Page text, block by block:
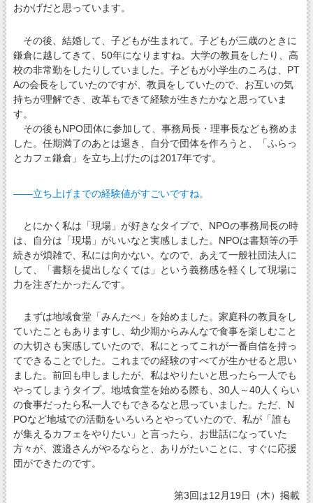
おかげだと思っています。
その後、結婚して、子どもが生まれて。子どもが三歳のときに
鎌倉に越してきて、50年になりますね。大学の教員をしたり、高
校の非常勤をしたりしていました。子どもが小学生のころは、PT
Aの会長をしていたのですが、教員をしていたので、お互いの気
持ちが理解でき、改革もできて経験が生きたかなと思っていま
す。
その後もNPO団体に参加して、事務局長・理事長なども務めま
した。任期満了のあとは退き、自分で団体を作ろうと、「ふらっ
とカフェ鎌倉」を立ち上げたのは2017年です。
――立ち上げまでの経験値がすごいですね。
とにかく私は「現場」が好きなタイプで、NPOの事務局長の時
は、自分は「現場」がいいなと実感しました。NPOは書類等の手
続きが煩雑で、私には向かない。なので、あえて一般社団法人に
して、「書類を提出しなくては」という義務感を軽くして現場に
力を注ぎたかったんです。
まずは地域食堂「みんたべ」を始めました。家庭科の教員をし
ていたこともありますし、幼少期からみんなで食事を楽しむこと
の大切さも実感していたので、私にとってこれが一番自信を持っ
てできることでした。これまでの経験のすべてが生かせると思い
ました。前回も申しましたが、私はやりたいと思ったら一人でも
やってしまうタイプ。地域食堂を始める際も、30人～40人くらい
の食事だったら私一人でもできるなと思っていました。ただ、N
POなど地域での活動をいろいろとやっていたので、私が「誰も
が集えるカフェをやりたい」と言ったら、お世話になっていた
方々が、渡邉さんがやるならと、ありがたいことに、すぐに応援
団ができたのです。
第3回は12月19日（木）掲載